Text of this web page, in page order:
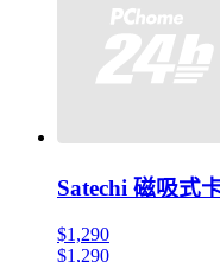
Satechi 磁吸式
$1,290
$1,290